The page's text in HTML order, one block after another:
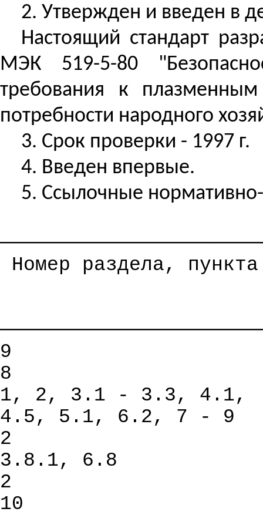
2. Утвержден и введен в
Настоящий стандарт
МЭК 519-5-80
требования к
потребности народного
3. Срок проверки - 1997 г.
4. Введен впервые.
5. Ссылочные
Номер раздела,
9
8
1, 2, 3.1 - 3.3, 4.1,
4.5, 5.1, 6.2, 7 - 9
2
3.8.1, 6.8
2
10